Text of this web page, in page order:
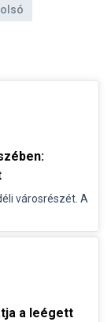
városrészét. A
a leégett